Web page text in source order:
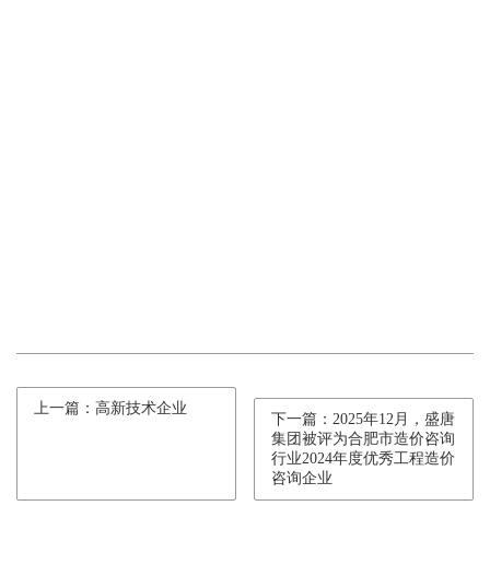
上一篇：高新技术企业
下一篇：2025年12月，盛唐
集团被评为合肥市造价咨询
行业2024年度优秀工程造价
咨询企业